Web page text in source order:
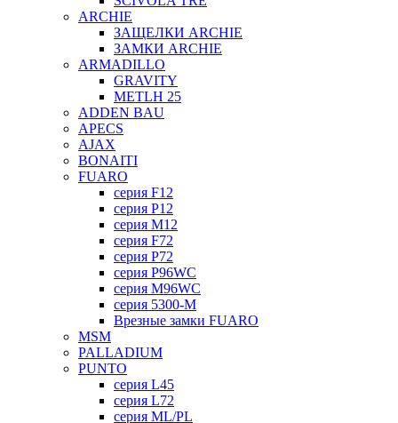
ARCHIE
ЗАЩЕЛКИ ARCHIE
ЗАМКИ ARCHIE
ARMADILLO
GRAVITY
METLH 25
ADDEN BAU
APECS
AJAX
BONAITI
FUARO
серия F12
серия P12
серия M12
серия F72
серия P72
серия P96WC
серия M96WC
серия 5300-M
Врезные замки FUARO
MSM
PALLADIUM
PUNTO
серия L45
серия L72
серия ML/PL